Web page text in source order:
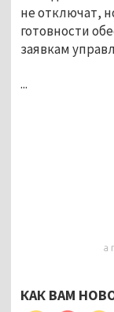
не отключат,
готовности
заявкам
...
КАК ВАМ